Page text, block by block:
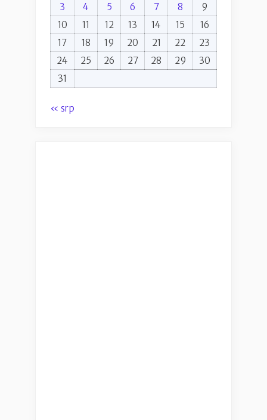
3
4 5 6 7 8
9
10
11 12 13 14 15
16
17
18 19 20 21 22
23
24
25 26 27 28 29
30
31
« srp